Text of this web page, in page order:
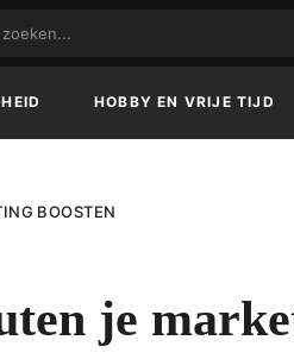
HOBBY EN VRIJE TIJD
BOOSTEN
je